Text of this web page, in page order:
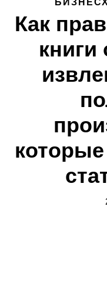
Как
книги